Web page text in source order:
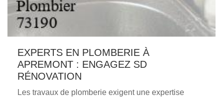
EXPERTS EN PLOMBERIE À
APREMONT : ENGAGEZ SD
RÉNOVATION
Les travaux de plomberie exigent une expertise